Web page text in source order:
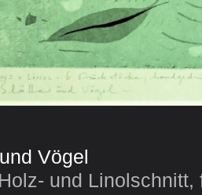
Vögel
und Linolschnitt,